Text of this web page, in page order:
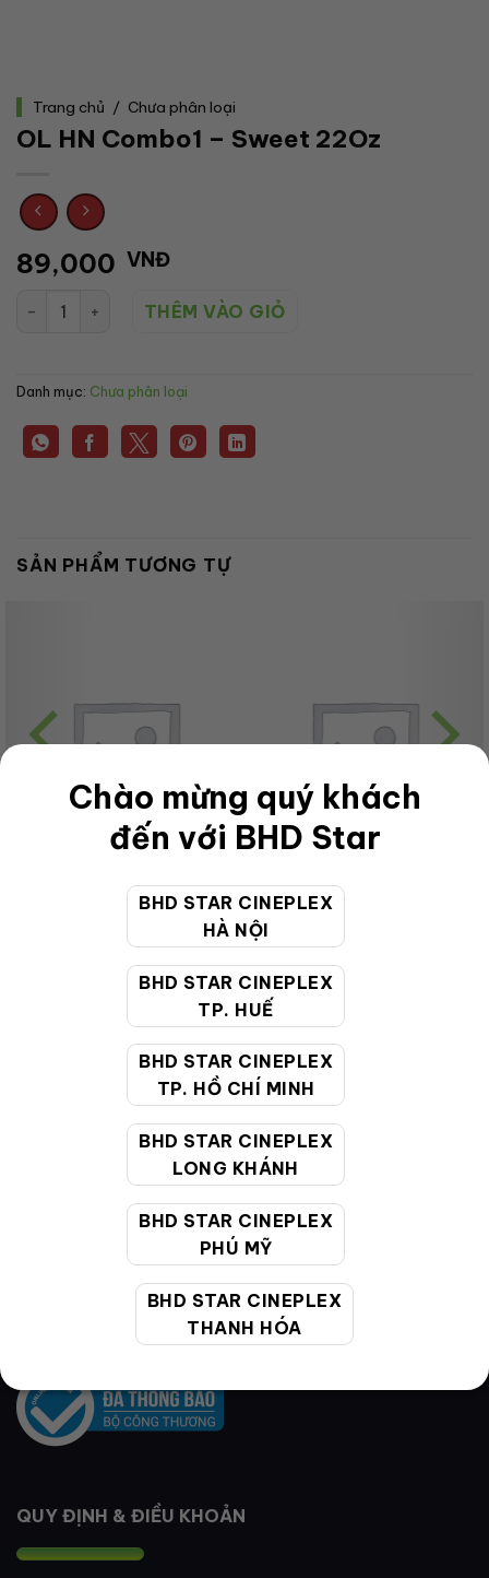
Chào mừng quý khách
đến với BHD Star
BHD STAR CINEPLEX
HÀ NỘI
BHD STAR CINEPLEX
TP. HUẾ
BHD STAR CINEPLEX
TP. HỒ CHÍ MINH
BHD STAR CINEPLEX
LONG KHÁNH
BHD STAR CINEPLEX
PHÚ MỸ
BHD STAR CINEPLEX
THANH HÓA
Trang chủ / Chưa phân loại
OL HN Combo1 – Sweet 22Oz
89,000 VNĐ
OL HN Combo1 - Sweet 22Oz số lượng
THÊM VÀO GIỎ
Danh mục: Chưa phân loại
SẢN PHẨM TƯƠNG TỰ
Adult-Couple-2D-Pack-HL
CHƯA PHÂN LOẠI
OL Couple Combo 22Oz
126,000VNĐ
QUY ĐỊNH & ĐIỀU KHOẢN